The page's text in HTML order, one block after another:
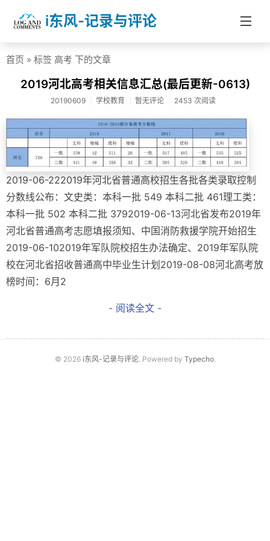
i东风-记录与评论
分类
社会热点
杂文随笔
信息技术
医药健康
投资理财
学校教育
About
首页 » 标签 高考 下的文章
2019河北高考相关信息汇总(最后更新-0613)
20190609 学校教育 暂无评论 2453 次阅读
2019-06-222019年河北省普通高校招生各批各类录取控制
分数线公布：文史类：本科一批 549 本科二批 461理工类：
本科一批 502 本科二批 3792019-06-13河北省发布2019年
河北省普通高考志愿填报须知、中国消防救援学院开始招生
2019-06-102019年军队院校招生办法确定、2019年军队院
校在河北省招收普通高中毕业生计划2019-08-08河北高考放
榜时间：6月2
- 阅读全文 -
© 2026 i东风-记录与评论. Powered by Typecho.